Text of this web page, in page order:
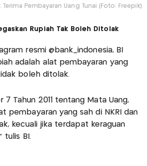
Terima Pembayaran Uang Tunai (Foto: Freepik)
Rupiah Tak Boleh Ditolak
resmi @bank_indonesia, BI
adalah alat pembayaran yang
boleh ditolak.
7 Tahun 2011 tentang Mata Uang,
pembayaran yang sah di NKRI dan
kecuali jika terdapat keraguan
tulis BI.